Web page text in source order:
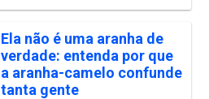
Ela não é uma aranha de
verdade: entenda por que
a aranha-camelo confunde
tanta gente